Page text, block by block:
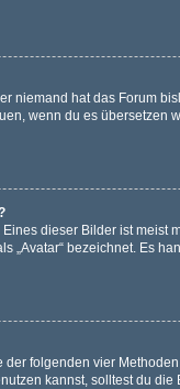
niemand hat das Forum
wenn du es übersetzen
dieser Bilder ist
„Avatar“ bezeichnet. Es
folgenden vier
kannst, solltest du